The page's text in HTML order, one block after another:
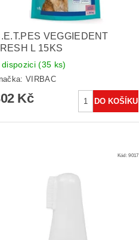
VEGGIEDENT
L 15KS
dispozici(35 ks)
VIRBAC
Kč
Kód:9017